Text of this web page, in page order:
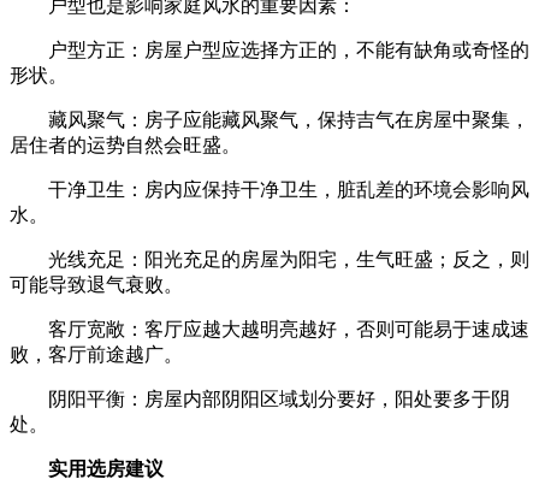
户型也是影响家庭风水的重要因素：
户型方正：房屋户型应选择方正的，不能有缺角或奇怪的
形状。
藏风聚气：房子应能藏风聚气，保持吉气在房屋中聚集，
居住者的运势自然会旺盛。
干净卫生：房内应保持干净卫生，脏乱差的环境会影响风
水。
光线充足：阳光充足的房屋为阳宅，生气旺盛；反之，则
可能导致退气衰败。
客厅宽敞：客厅应越大越明亮越好，否则可能易于速成速
败，客厅前途越广。
阴阳平衡：房屋内部阴阳区域划分要好，阳处要多于阴
处。
实用选房建议